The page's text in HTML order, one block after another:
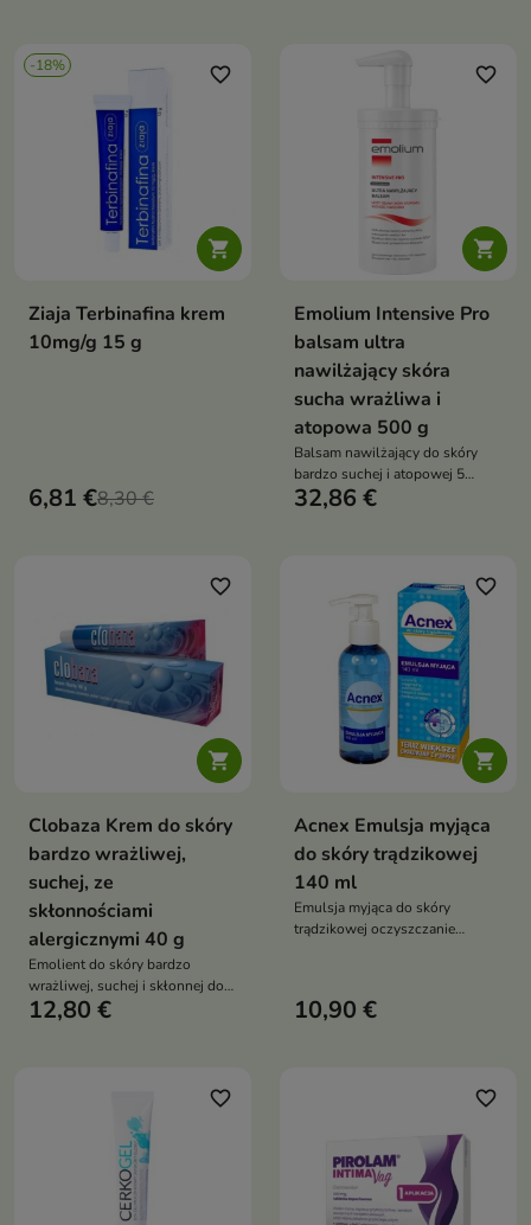
-18%

favorite_border
Ziaja Terbinafina krem
10mg/g 15 g
6,81 €8,30 €

favorite_border
Emolium Intensive Pro
balsam ultra
nawilżający skóra
sucha wrażliwa i
atopowa 500 g
Balsam nawilżający do skóry
bardzo suchej i atopowej 5
procent mocznika długotrwałe
32,86 €

favorite_border
Clobaza Krem do skóry
bardzo wrażliwej,
suchej, ze
skłonnościami
alergicznymi 40 g
Emolient do skóry bardzo
wrażliwej, suchej i skłonnej do
alergii. Intensywnie nawilża i
12,80 €

favorite_border
Acnex Emulsja myjąca
do skóry trądzikowej
140 ml
Emulsja myjąca do skóry
trądzikowej oczyszczanie
stosowanie
10,90 €
favorite_border favorite_border